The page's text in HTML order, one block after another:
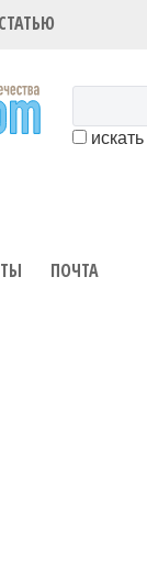
ПОЧТА